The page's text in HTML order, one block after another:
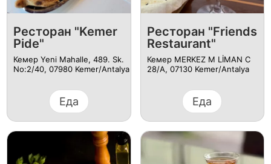
Ресторан "Kemer
Pide"
Кемер Yeni Mahalle, 489. Sk.
No:2/40, 07980 Kemer/Antalya
Еда
Ресторан "Friends
Restaurant"
Кемер MERKEZ M LİMAN C
28/A, 07130 Kemer/Antalya
Еда